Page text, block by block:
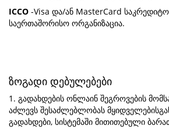
ICCO -Visa და/ან MasterCard
საერთაშორისო ორგანიზაცია.
ზოგადი დებულებები
1. გადახდების ონლაინ შეგროვების
აძლევს შესაძლებლობას
გადახდები, სისტემაში მითითებული